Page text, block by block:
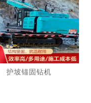
护坡锚固钻机